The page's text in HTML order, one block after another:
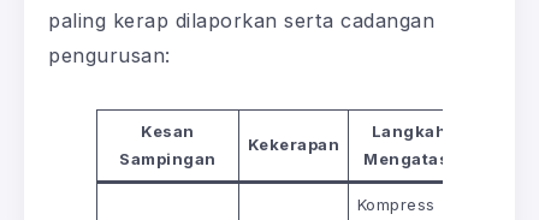
paling kerap dilaporkan serta cadangan
pengurusan:
Kesan
Sampingan
Kekerapan
Langkah
Mengatasi
Kompress